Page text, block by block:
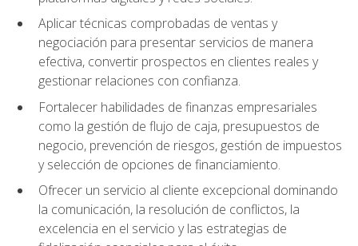
Aplicar técnicas comprobadas de ventas y
negociación para presentar servicios de manera
efectiva, convertir prospectos en clientes reales y
gestionar relaciones con confianza.
Fortalecer habilidades de finanzas empresariales
como la gestión de flujo de caja, presupuestos de
negocio, prevención de riesgos, gestión de impuestos
y selección de opciones de financiamiento.
Ofrecer un servicio al cliente excepcional dominando
la comunicación, la resolución de conflictos, la
excelencia en el servicio y las estrategias de